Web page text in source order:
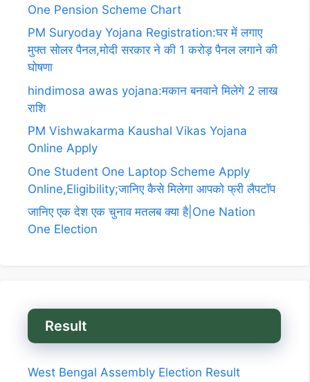
One Pension Scheme Chart
PM Suryoday Yojana Registration:घर में लगाए
मुफ्त सोलर पैनल,मोदी सरकार ने की 1 करोड़ पैनल लगाने की
घोषणा
hindimosa awas yojana:मकान बनवाने मिलेगे 2 लाख
राशि
PM Vishwakarma Kaushal Vikas Yojana
Online Apply
One Student One Laptop Scheme Apply
Online,Eligibility;जानिए कैसे मिलेगा आपको फ्री लैपटॉप
जानिए एक देश एक चुनाव मतलब क्या है|One Nation
One Election
Result
West Bengal Assembly Election Result